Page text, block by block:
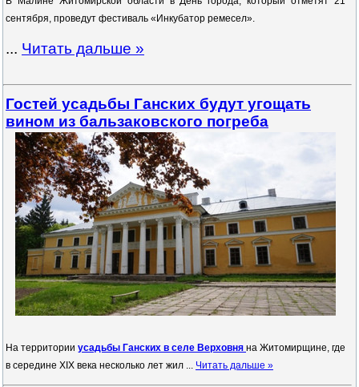
сентября, проведут фестиваль «Инкубатор ремесел».
... Читать дальше »
Гостей усадьбы Ганских будут угощать
вином из бальзаковского погреба
На территории усадьбы Ганских в селе Верховня на Житомирщине, где
в середине XIX века несколько лет жил ... Читать дальше »